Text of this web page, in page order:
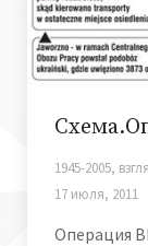
1945-2005,
17 июля, 2011
Операция